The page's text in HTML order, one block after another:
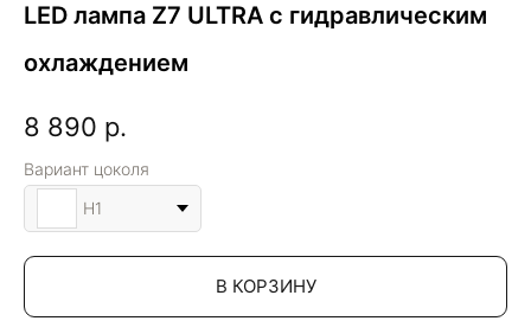
LED лампа Z7 ULTRA с гидравлическим
охлаждением
8 890 р.
Вариант цоколя
H1
В КОРЗИНУ